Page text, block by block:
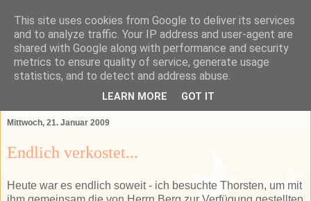
Das Bartender Labor
Der Bartender&Connaisseur Blog über Barkultur,
Spirituosen und das GSA-Land
Mittwoch, 21. Januar 2009
Endlich verkostet...
Heute war es endlich soweit - ich besuchte Thorsten, um mit
This site uses cookies from Google to deliver its services
and to analyze traffic. Your IP address and user-agent are
shared with Google along with performance and security
metrics to ensure quality of service, generate usage
statistics, and to detect and address abuse.
LEARN MORE GOT IT